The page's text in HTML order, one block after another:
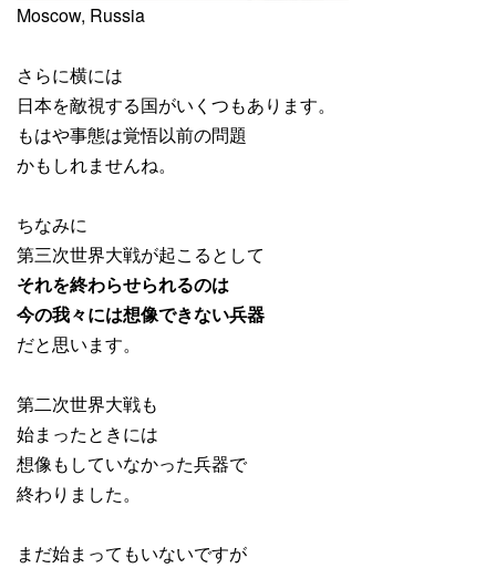
Moscow, Russia
さらに横には
日本を敵視する国がいくつもあります。
もはや事態は覚悟以前の問題
かもしれませんね。
ちなみに
第三次世界大戦が起こるとして
それを終わらせられるのは
今の我々には想像できない兵器
だと思います。
第二次世界大戦も
始まったときには
想像もしていなかった兵器で
終わりました。
まだ始まってもいないですが